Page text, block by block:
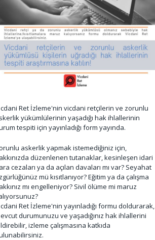
Ret İzleme'nin vicdani retçilerin ve zorunlu
yükümlülerinin yaşadığı hak ihlallerinin
tespiti için yayınladığı form yayında.
askerlik yapmak istemediğiniz için,
düzenlenen tutanaklar, kesinleşen idari
cezaları ya da açılan davaları mı var? Seyahat
mü kısıtlanıyor? Eğitim ya da çalışma
mı engelleniyor? Sivil ölüme mi maruz
Ret İzleme'nin yayınladığı formu doldurarak,
durumunuzu ve yaşadığınız hak ihlallerini
izleme çalışmasına katkıda